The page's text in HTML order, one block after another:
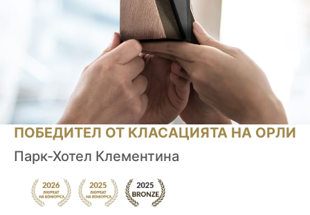
ПОБЕДИТЕЛ ОТ КЛАСАЦИЯТА НА ОРЛИ
Парк-Хотел Клементина